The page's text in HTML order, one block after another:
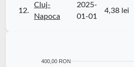
12.
Cluj-
Napoca
2025-
01-01
4,38 lei
400,00 RON